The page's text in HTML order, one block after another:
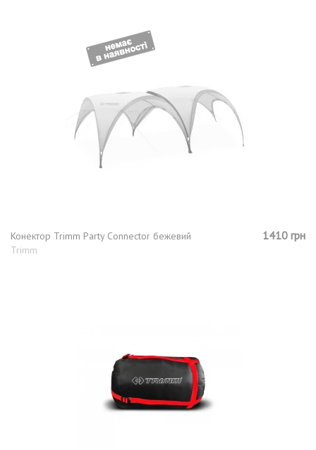
Конектор Trimm Party Сonnector бежевий
Trimm
1410 грн